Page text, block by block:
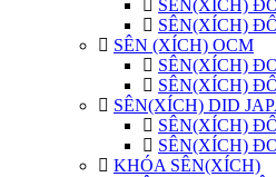
SÊN(XÍCH)
SÊN(XÍCH)
SÊN (XÍCH) OCM
SÊN(XÍCH)
SÊN(XÍCH)
SÊN(XÍCH) DID
SÊN(XÍCH)
SÊN(XÍCH)
KHÓA SÊN(XÍCH)